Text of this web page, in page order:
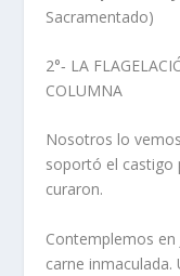
Sacramentado)
2°‑ LA
COLUMNA
Nosotros lo
soportó el castigo
curaron.
Contemplemos
carne